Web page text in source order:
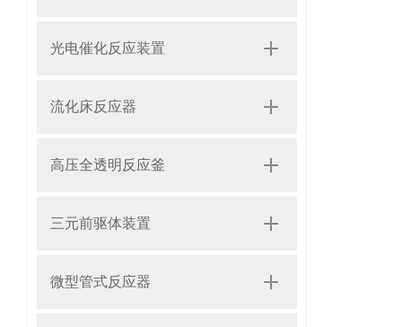
光电催化反应装置
流化床反应器
高压全透明反应釜
三元前驱体装置
微型管式反应器